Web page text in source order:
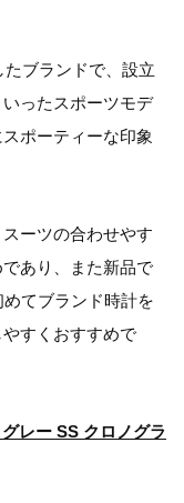
ブランドで、設立
ったスポーツモデ
ポーティーな印象
ーツの合わせやす
あり、また新品で
てブランド時計を
すくおすすめで
レー SS クロノグラ